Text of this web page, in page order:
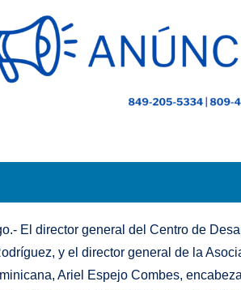
El director general del Centro de
y el director general de la
Ariel Espejo Combes,